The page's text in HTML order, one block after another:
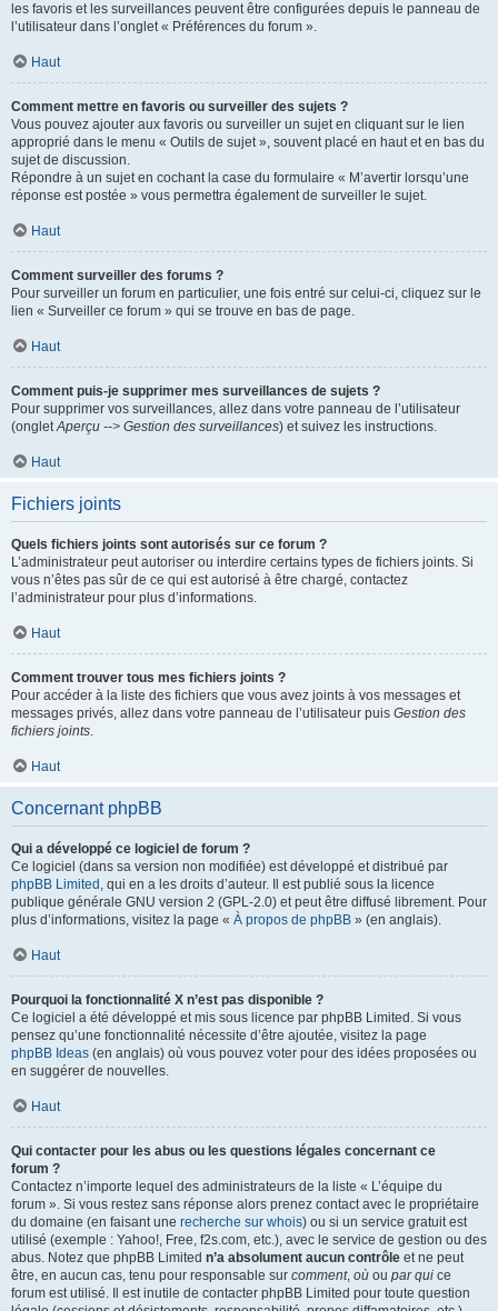
les favoris et les surveillances peuvent être configurées depuis le panneau de
l’utilisateur dans l’onglet « Préférences du forum ».
Haut
Comment mettre en favoris ou surveiller des sujets ?
Vous pouvez ajouter aux favoris ou surveiller un sujet en cliquant sur le lien
approprié dans le menu « Outils de sujet », souvent placé en haut et en bas du
sujet de discussion.
Répondre à un sujet en cochant la case du formulaire « M’avertir lorsqu’une
réponse est postée » vous permettra également de surveiller le sujet.
Haut
Comment surveiller des forums ?
Pour surveiller un forum en particulier, une fois entré sur celui-ci, cliquez sur le
lien « Surveiller ce forum » qui se trouve en bas de page.
Haut
Comment puis-je supprimer mes surveillances de sujets ?
Pour supprimer vos surveillances, allez dans votre panneau de l’utilisateur
(ongletAperçu --> Gestion des surveillances) et suivez les instructions.
Haut
Fichiers joints
Quels fichiers joints sont autorisés sur ce forum ?
L’administrateur peut autoriser ou interdire certains types de fichiers joints. Si
vous n’êtes pas sûr de ce qui est autorisé à être chargé, contactez
l’administrateur pour plus d’informations.
Haut
Comment trouver tous mes fichiers joints ?
Pour accéder à la liste des fichiers que vous avez joints à vos messages et
messages privés, allez dans votre panneau de l’utilisateur puis Gestion des
fichiers joints.
Haut
Concernant phpBB
Qui a développé ce logiciel de forum ?
Ce logiciel (dans sa version non modifiée) est développé et distribué par
phpBB Limited , qui en a les droits d’auteur. Il est publié sous la licence
publique générale GNU version 2 (GPL-2.0) et peut être diffusé librement. Pour
plus d’informations, visitez la page « À propos de phpBB » (en anglais).
Haut
Pourquoi la fonctionnalité X n’est pas disponible ?
Ce logiciel a été développé et mis sous licence par phpBB Limited. Si vous
pensez qu’une fonctionnalité nécessite d’être ajoutée, visitez la page
phpBB Ideas (en anglais) où vous pouvez voter pour des idées proposées ou
en suggérer de nouvelles.
Haut
Qui contacter pour les abus ou les questions légales concernant ce
forum ?
Contactez n’importe lequel des administrateurs de la liste « L’équipe du
forum ». Si vous restez sans réponse alors prenez contact avec le propriétaire
du domaine (en faisant une recherche sur whois) ou si un service gratuit est
utilisé (exemple : Yahoo!, Free, f2s.com, etc.), avec le service de gestion ou des
abus. Notez que phpBB Limited n’a absolument aucun contrôle et ne peut
être, en aucun cas, tenu pour responsable sur comment, où ou par qui ce
forum est utilisé. Il est inutile de contacter phpBB Limited pour toute question